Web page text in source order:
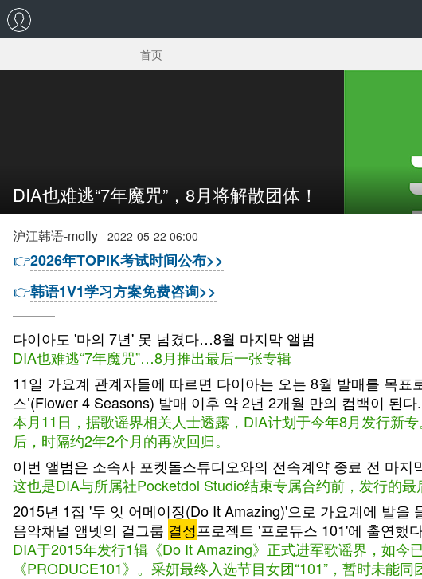
首页
DIA也难逃“7年魔咒”，8月将解散团体！
沪江韩语-molly 2022-05-22 06:00
👉2026年TOPIK考试时间公布>>
👉韩语1V1学习方案免费咨询>>
다이아도 '마의 7년' 못 넘겼다…8월 마지막 앨범
DIA也难逃“7年魔咒”…8月推出最后一张专辑
11일 가요계 관계자들에 따르면 다이아는 오는 8월 발매를 목
스’(Flower 4 Seasons) 발매 이후 약 2년 2개월 만의 컴백이 된다.
本月11日，据歌谣界相关人士透露，DIA计划于今年8月发行新
后，时隔约2年2个月的再次回归。
이번 앨범은 소속사 포켓돌스튜디오와의 전속계약 종료 전 마지
这也是DIA与所属社Pocketdol Studio结束专属合约前，发行的最
2015년 1집 '두 잇 어메이징(Do It Amazing)'으로 가요계에 발을
음악채널 앰넷의 걸그룹 결성프로젝트 '프로듀스 101'에 출연했
DIA于2015年发行1辑《Do It Amazing》正式进军歌谣界，如
《PRODUCE101》。采妍最终入选节目女团“101”，暂时未能同